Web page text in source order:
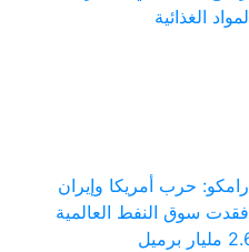
الغذائية
حرب أمريكا وإيران
سوق النفط العالمية
برميل